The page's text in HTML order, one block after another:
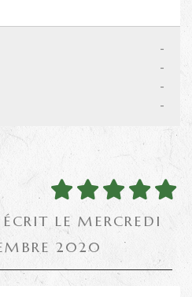
-
-
-
-
LE MERCREDI
2020